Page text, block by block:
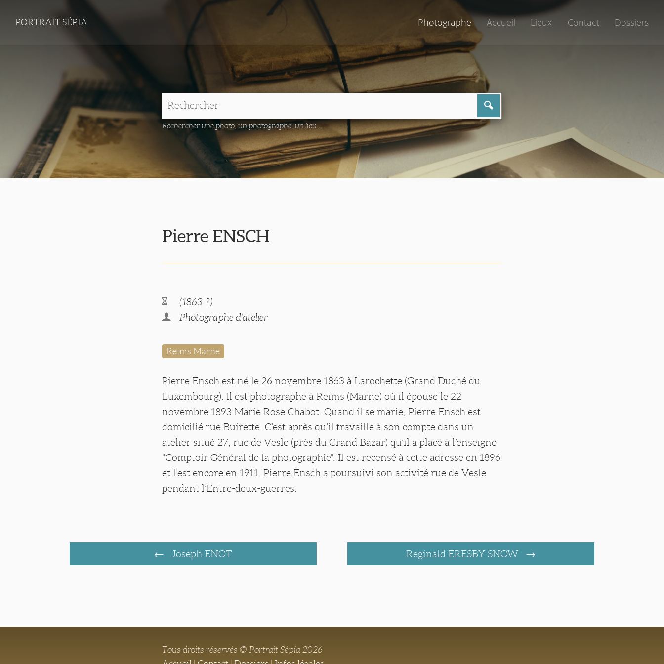
PORTRAIT SÉPIA Photographe Accueil Lieux Contact Dossiers
Rechercher une photo, un photographe, un lieu...
Pierre ENSCH
(1863-?)
Photographe d'atelier
Reims Marne
Pierre Ensch est né le 26 novembre 1863 à Larochette (Grand Duché du
Luxembourg). Il est photographe à Reims (Marne) où il épouse le 22
novembre 1893 Marie Rose Chabot. Quand il se marie, Pierre Ensch est
domicilié rue Buirette. C’est après qu’il travaille à son compte dans un
atelier situé 27, rue de Vesle (près du Grand Bazar) qu’il a placé à l’enseigne
"Comptoir Général de la photographie". Il est recensé à cette adresse en 1896
et l’est encore en 1911. Pierre Ensch a poursuivi son activité rue de Vesle
pendant l’Entre-deux-guerres.
Joseph ENOT Reginald ERESBY SNOW
Tous droits réservés © Portrait Sépia 2026